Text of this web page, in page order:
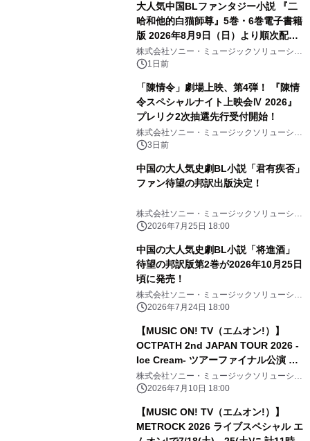
大人気中国BLファンタジー小説 『二
哈和他的白猫師尊』5巻・6巻電子書籍
版 2026年8月9日（日）より順次配信
開始
株式会社ソニー・ミュージックソリューショ
ンズ1日前
「陳情令」劇場上映、第4弾！ 『陳情
令スペシャルナイト上映会Ⅳ 2026』
プレリク2次抽選先行受付開始！
株式会社ソニー・ミュージックソリューショ
ンズ3日前
中国の大人気史劇BL小説「君有疾否」
ファン待望の邦訳出版決定！
株式会社ソニー・ミュージックソリューショ
ンズ2026年7月25日 18:00
中国の大人気史劇BL小説「将進酒」
待望の邦訳版第2巻が2026年10月25日
頃に発売！
株式会社ソニー・ミュージックソリューショ
ンズ2026年7月24日 18:00
【MUSIC ON! TV（エムオン!）】
OCTPATH 2nd JAPAN TOUR 2026 -
Ice Cream- ツアーファイナル公演 エ
ムオン!で7/19(日)夜6時30分～独占生
中継！ 直筆サイン入りTシャツ プレゼ
株式会社ソニー・ミュージックソリューショ
ンズ2026年7月10日 18:00
【MUSIC ON! TV（エムオン!）】
METROCK 2026 ライブスペシャル エ